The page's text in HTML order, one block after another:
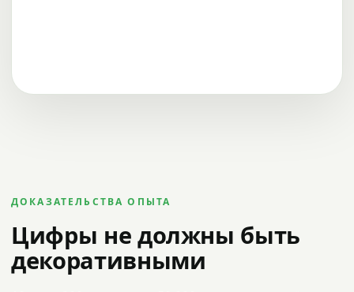
ДОКАЗАТЕЛЬСТВА ОПЫТА
Цифры не должны быть
декоративными